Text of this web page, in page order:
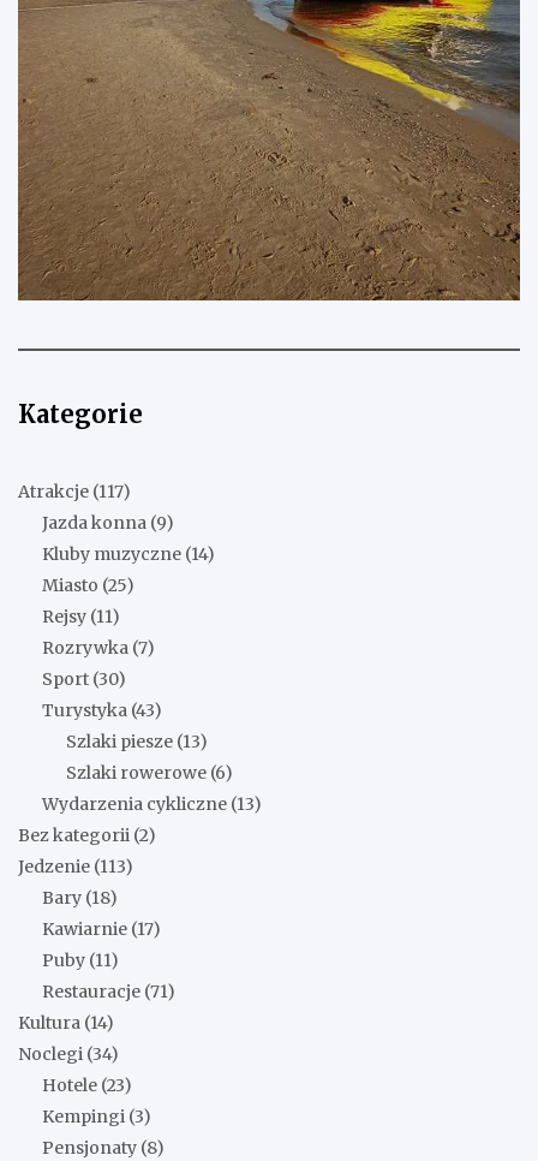
Kategorie
Atrakcje (117)
Jazda konna (9)
Kluby muzyczne (14)
Miasto (25)
Rejsy (11)
Rozrywka (7)
Sport (30)
Turystyka (43)
Szlaki piesze (13)
Szlaki rowerowe (6)
Wydarzenia cykliczne (13)
Bez kategorii (2)
Jedzenie (113)
Bary (18)
Kawiarnie (17)
Puby (11)
Restauracje (71)
Kultura (14)
Noclegi (34)
Hotele (23)
Kempingi (3)
Pensjonaty (8)